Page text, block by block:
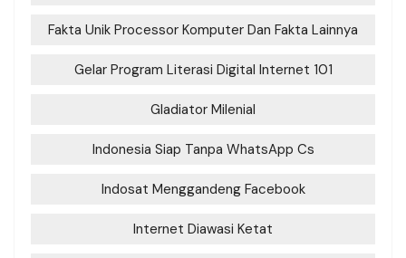
Fakta Unik Processor Komputer Dan Fakta Lainnya
Gelar Program Literasi Digital Internet 101
Gladiator Milenial
Indonesia Siap Tanpa WhatsApp Cs
Indosat Menggandeng Facebook
Internet Diawasi Ketat